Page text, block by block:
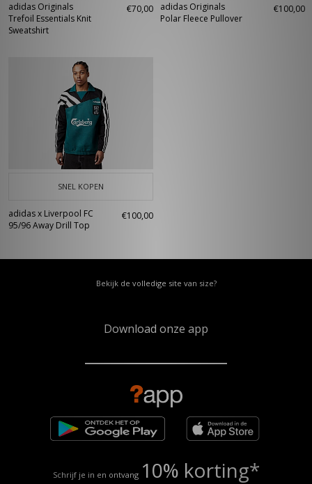
adidas Originals
Trefoil Essentials Knit
Sweatshirt
€70,00
adidas Originals
Polar Fleece Pullover
€100,00
SNEL KOPEN
adidas x Liverpool FC
95/96 Away Drill Top
€100,00
Bekijk de volledige site van size?
Download onze app
Schrijf je in en ontvang 10% korting*